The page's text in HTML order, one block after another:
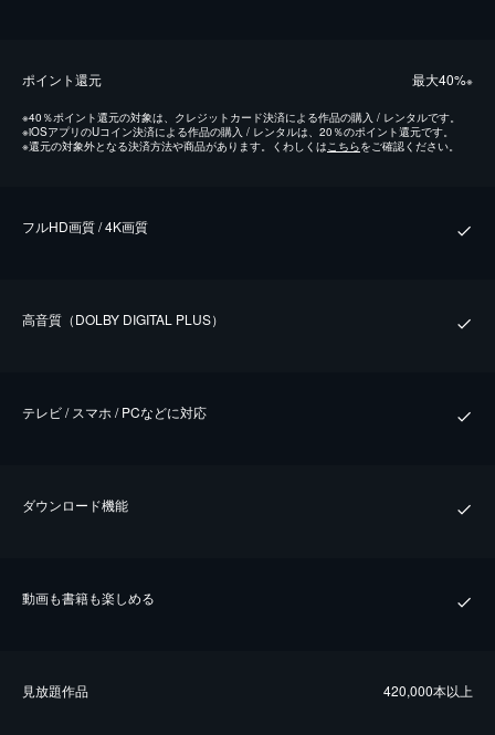
ポイント還元 最⼤40%※
※40％ポイント還元の対象は、クレジットカード決済による作品の購入 / レンタルです。
※iOSアプリのUコイン決済による作品の購入 / レンタルは、20％のポイント還元です。
※還元の対象外となる決済方法や商品があります。くわしくはこちらをご確認ください。
フルHD画質 / 4K画質
⾼⾳質（DOLBY DIGITAL PLUS）
テレビ / スマホ / PCなどに対応
ダウンロード機能
動画も書籍も楽しめる
⾒放題作品 420,000本以上